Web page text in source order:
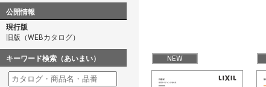
公開情報
現行版
旧版（WEBカタログ）
キーワード検索（あいまい） NEW